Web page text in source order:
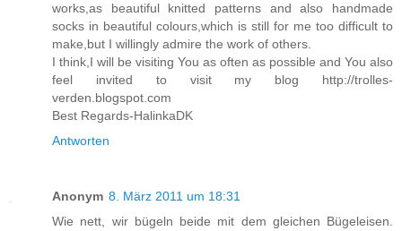
works,as beautiful knitted patterns and also handmade
socks in beautiful colours,which is still for me too difficult to
make,but I willingly admire the work of others.
I think,I will be visiting You as often as possible and You also
feel invited to visit my blog http://trolles-
verden.blogspot.com
Best Regards-HalinkaDK
Antworten
Anonym 8. März 2011 um 18:31
Wie nett, wir bügeln beide mit dem gleichen Bügeleisen.